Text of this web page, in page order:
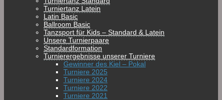
Turniertanz Latein
Latin Basic
Ballroom Basic
Tanzsport für Kids – Standard & Latein
Unsere Turnierpaare
Standardformation
Turnierergebnisse unserer Turniere
Gewinner des Kiel – Pokal
Turniere 2025
Turniere 2024
Turniere 2022
Turniere 2021